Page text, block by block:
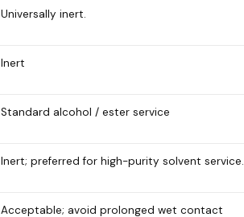
Universally inert.
Inert
Standard alcohol / ester service
Inert; preferred for high-purity solvent service.
Acceptable; avoid prolonged wet contact